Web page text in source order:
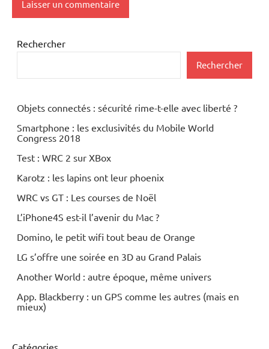
Rechercher
Rechercher
Objets connectés : sécurité rime-t-elle avec liberté ?
Smartphone : les exclusivités du Mobile World
Congress 2018
Test : WRC 2 sur XBox
Karotz : les lapins ont leur phoenix
WRC vs GT : Les courses de Noël
L’iPhone4S est-il l’avenir du Mac ?
Domino, le petit wifi tout beau de Orange
LG s’offre une soirée en 3D au Grand Palais
Another World : autre époque, même univers
App. Blackberry : un GPS comme les autres (mais en
mieux)
Catégories